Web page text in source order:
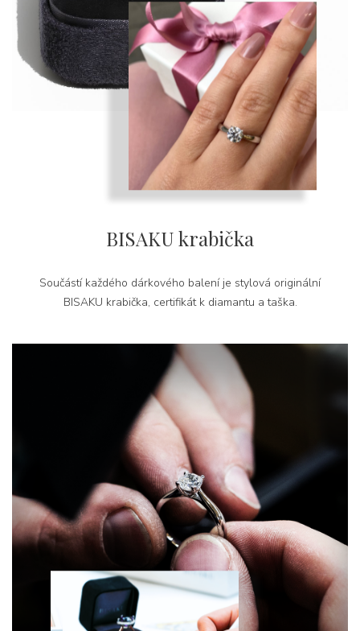
BISAKU krabička
Součástí každého dárkového balení je stylová originální
BISAKU krabička, certifikát k diamantu a taška.